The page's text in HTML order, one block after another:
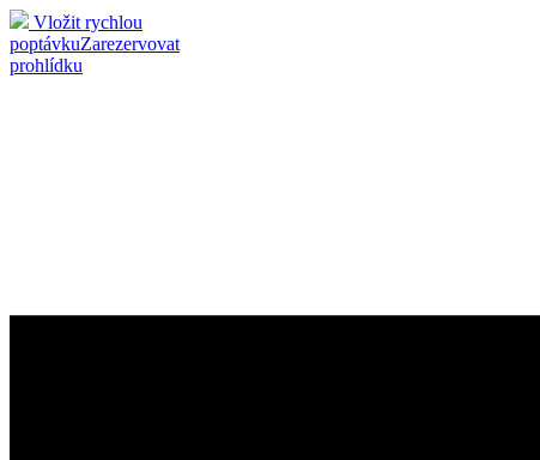
Vložit rychlou
poptávkuZarezervovat
prohlídku